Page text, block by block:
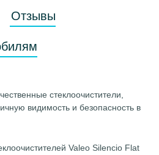
Отзывы
стеклоочистители,
видимость и безопасность в
Valeo Silencio Flat